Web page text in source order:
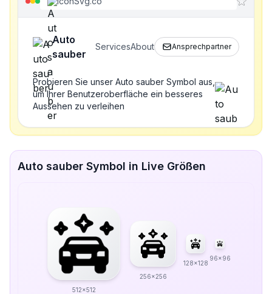
Auto
sauber
ServicesAbout Ansprechpartner
Probieren Sie unser Auto sauber Symbol aus,
um Ihrer Benutzeroberfläche ein besseres
Aussehen zu verleihen
Auto sauber Symbol in Live Größen
512x512
256x256
128x128
96x96